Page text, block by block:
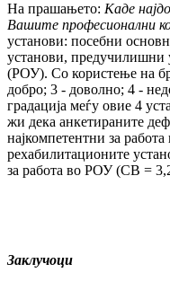
На прашањето: Каде
Вашите професионални
установи: по­себни
установи, предучилишни
(РОУ). Со користење на
добро; 3 - доволно; 4 -
градација меѓу овие 4
жи дека анкетираните
најкомпетентни за
рехабилитационите
за работа во РОУ (СВ =
Заклучоци